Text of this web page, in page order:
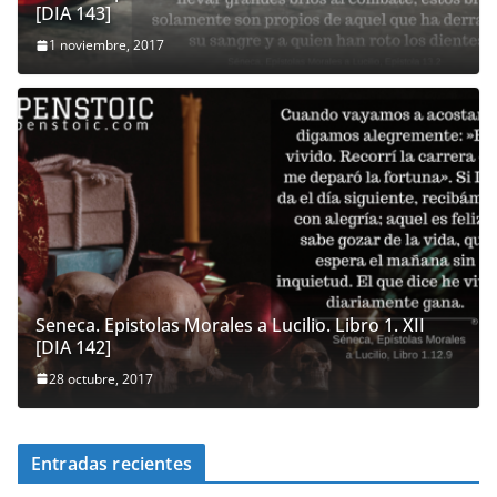
[DIA 143]
1 noviembre, 2017
Seneca. Epistolas Morales a Lucilio. Libro 1. XII
[DIA 142]
28 octubre, 2017
Entradas recientes